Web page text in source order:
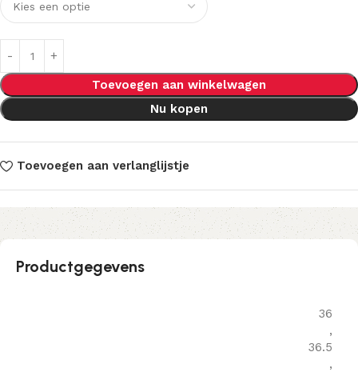
Toevoegen aan winkelwagen
Nu kopen
Toevoegen aan verlanglijstje
Productgegevens
36
,
36.5
,